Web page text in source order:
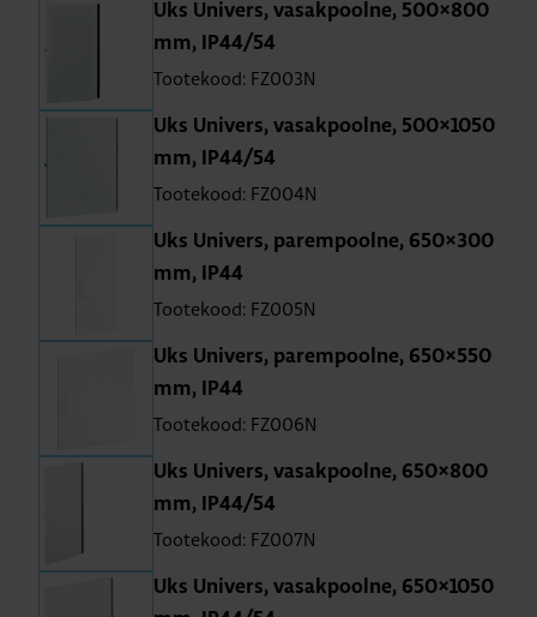
Uks Uni­vers, vasak­poolne, 500×800
mm, IP44/54
Tootekood: FZ003N
Uks Uni­vers, vasak­poolne, 500×1050
mm, IP44/54
Tootekood: FZ004N
Uks Uni­vers, parem­poolne, 650×300
mm, IP44
Tootekood: FZ005N
Uks Uni­vers, parem­poolne, 650×550
mm, IP44
Tootekood: FZ006N
Uks Uni­vers, vasak­poolne, 650×800
mm, IP44/54
Tootekood: FZ007N
Uks Uni­vers, vasak­poolne, 650×1050